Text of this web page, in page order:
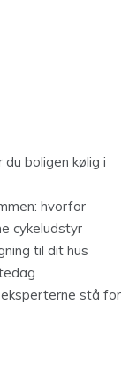
boligen kølig i
hvorfor
cykeludstyr
til dit hus
stå for